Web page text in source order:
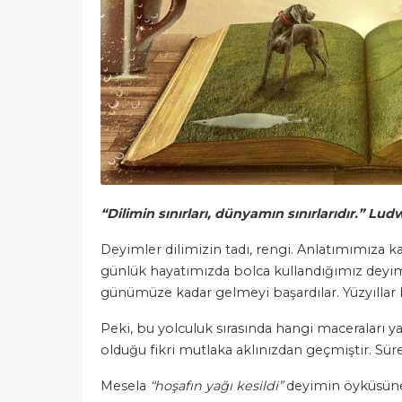
“Dilimin sınırları, dünyamın sınırlarıdır.”
Deyimler dilimizin tadı, rengi. Anlatımımıza
günlük hayatımızda bolca kullandığımız
günümüze kadar gelmeyi başardılar.
Peki, bu yolculuk sırasında hangi maceraları
olduğu fikri mutlaka aklınızdan geçmiştir.
Mesela “hoşafın yağı kesildi”deyimin